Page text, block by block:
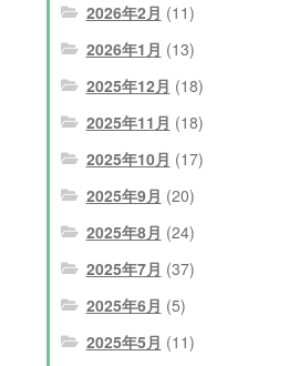
2026年2月 (11)
2026年1月 (13)
2025年12月 (18)
2025年11月 (18)
2025年10月 (17)
2025年9月 (20)
2025年8月 (24)
2025年7月 (37)
2025年6月 (5)
2025年5月 (11)